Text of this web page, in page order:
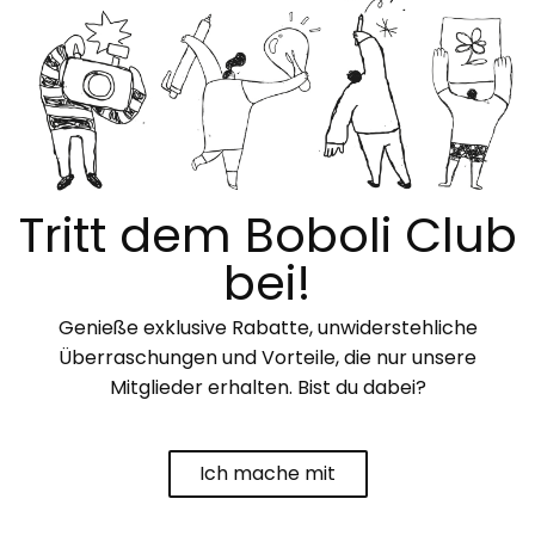
Tritt dem Boboli Club
bei!
Genieße exklusive Rabatte, unwiderstehliche
Überraschungen und Vorteile, die nur unsere
Mitglieder erhalten. Bist du dabei?
Ich mache mit